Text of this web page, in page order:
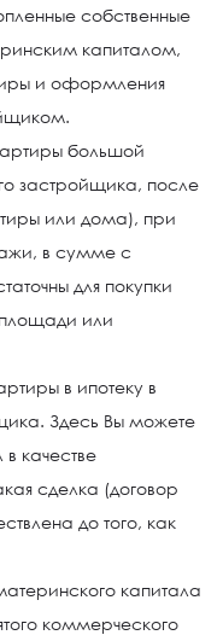
собственные
капиталом,
и оформления
большой
застройщика, после
или дома), при
в сумме с
для покупки
или
в ипотеку в
Здесь Вы можете
качестве
сделка (договор
до того, как
капитала
коммерческого